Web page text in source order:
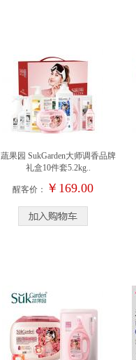
蔬果园 SukGarden大师调香品牌
礼盒10件套5.2kg..
醒客价： ￥169.00